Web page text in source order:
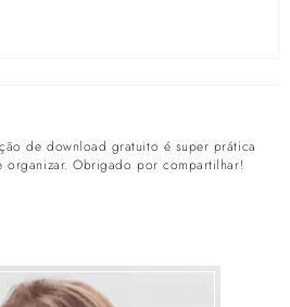
de download gratuito é super prática
organizar. Obrigado por compartilhar!